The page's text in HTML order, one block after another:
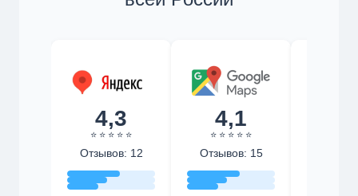
4,3
⭐ ⭐ ⭐ ⭐ ⭐
Отзывов: 12
4,1
⭐ ⭐ ⭐ ⭐ ⭐
Отзывов: 15